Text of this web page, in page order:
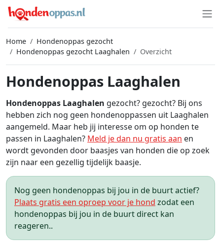
Home
Hondenoppas gezocht
Hondenoppas gezocht Laaghalen
Overzicht
Hondenoppas Laaghalen
Hondenoppas Laaghalen gezocht? gezocht? Bij ons
hebben zich nog geen hondenoppassen uit Laaghalen
aangemeld. Maar heb jij interesse om op honden te
passen in Laaghalen? Meld je dan nu gratis aan en
wordt gevonden door baasjes van honden die op zoek
zijn naar een gezellig tijdelijk baasje.
Nog geen hondenoppas bij jou in de buurt actief?
Plaats gratis een oproep voor je hond zodat een
hondenoppas bij jou in de buurt direct kan
reageren..